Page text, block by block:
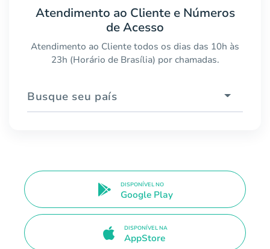
Atendimento ao Cliente e Números
de Acesso
Atendimento ao Cliente todos os dias das 10h às
23h (Horário de Brasília) por chamadas.
Busque seu país
DISPONÍVEL NO
Google Play
DISPONÍVEL NA
AppStore